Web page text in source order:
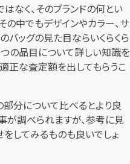
なく、そのブランドの何とい
の中でもデザインやカラー、サ
バッグの見た目ならいくらくら
の品目について詳しい知識を
正な査定額を出してもらうこ
分について比べるとより良
が調べられますが、参考に見
してみるものも良いでしょ